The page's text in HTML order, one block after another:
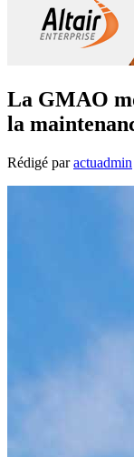
La GMAO
la
Rédigé paractuadmin